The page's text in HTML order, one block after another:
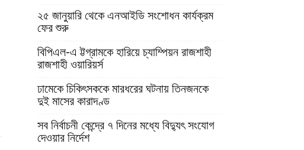
২৫ জানুয়ারি থেকে এনআইডি সংশোধন কার্যক্রম
ফের শুরু
বিপিএল-এ ট্টগ্রামকে হারিয়ে চ্যাম্পিয়ন রাজশাহী
রাজশাহী ওয়ারিয়র্স
ঢামেকে চিকিৎসককে মারধরের ঘটনায় তিনজনকে
দুই মাসের কারাদণ্ড
সব নির্বাচনী কেন্দ্রে ৭ দিনের মধ্যে বিদ্যুৎ সংযোগ
দেওয়ার নির্দেশ